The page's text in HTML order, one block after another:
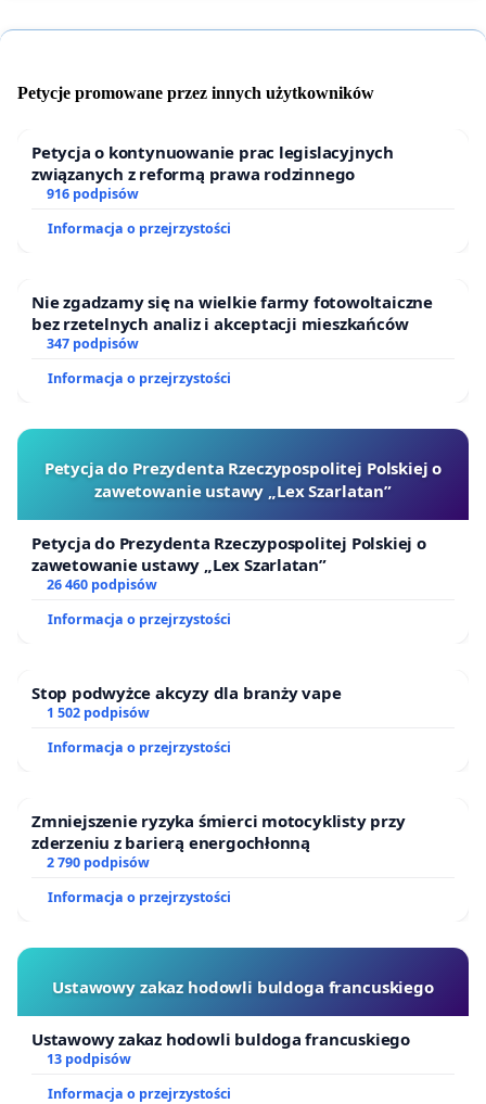
Petycje promowane przez innych użytkowników
Petycja o kontynuowanie prac legislacyjnych
związanych z reformą prawa rodzinnego
916 podpisów
Informacja o przejrzystości
Nie zgadzamy się na wielkie farmy fotowoltaiczne
bez rzetelnych analiz i akceptacji mieszkańców
347 podpisów
Informacja o przejrzystości
Petycja do Prezydenta Rzeczypospolitej Polskiej o
zawetowanie ustawy „Lex Szarlatan”
Petycja do Prezydenta Rzeczypospolitej Polskiej o
zawetowanie ustawy „Lex Szarlatan”
26 460 podpisów
Informacja o przejrzystości
Stop podwyżce akcyzy dla branży vape
1 502 podpisów
Informacja o przejrzystości
Zmniejszenie ryzyka śmierci motocyklisty przy
zderzeniu z barierą energochłonną
2 790 podpisów
Informacja o przejrzystości
Ustawowy zakaz hodowli buldoga francuskiego
Ustawowy zakaz hodowli buldoga francuskiego
13 podpisów
Informacja o przejrzystości